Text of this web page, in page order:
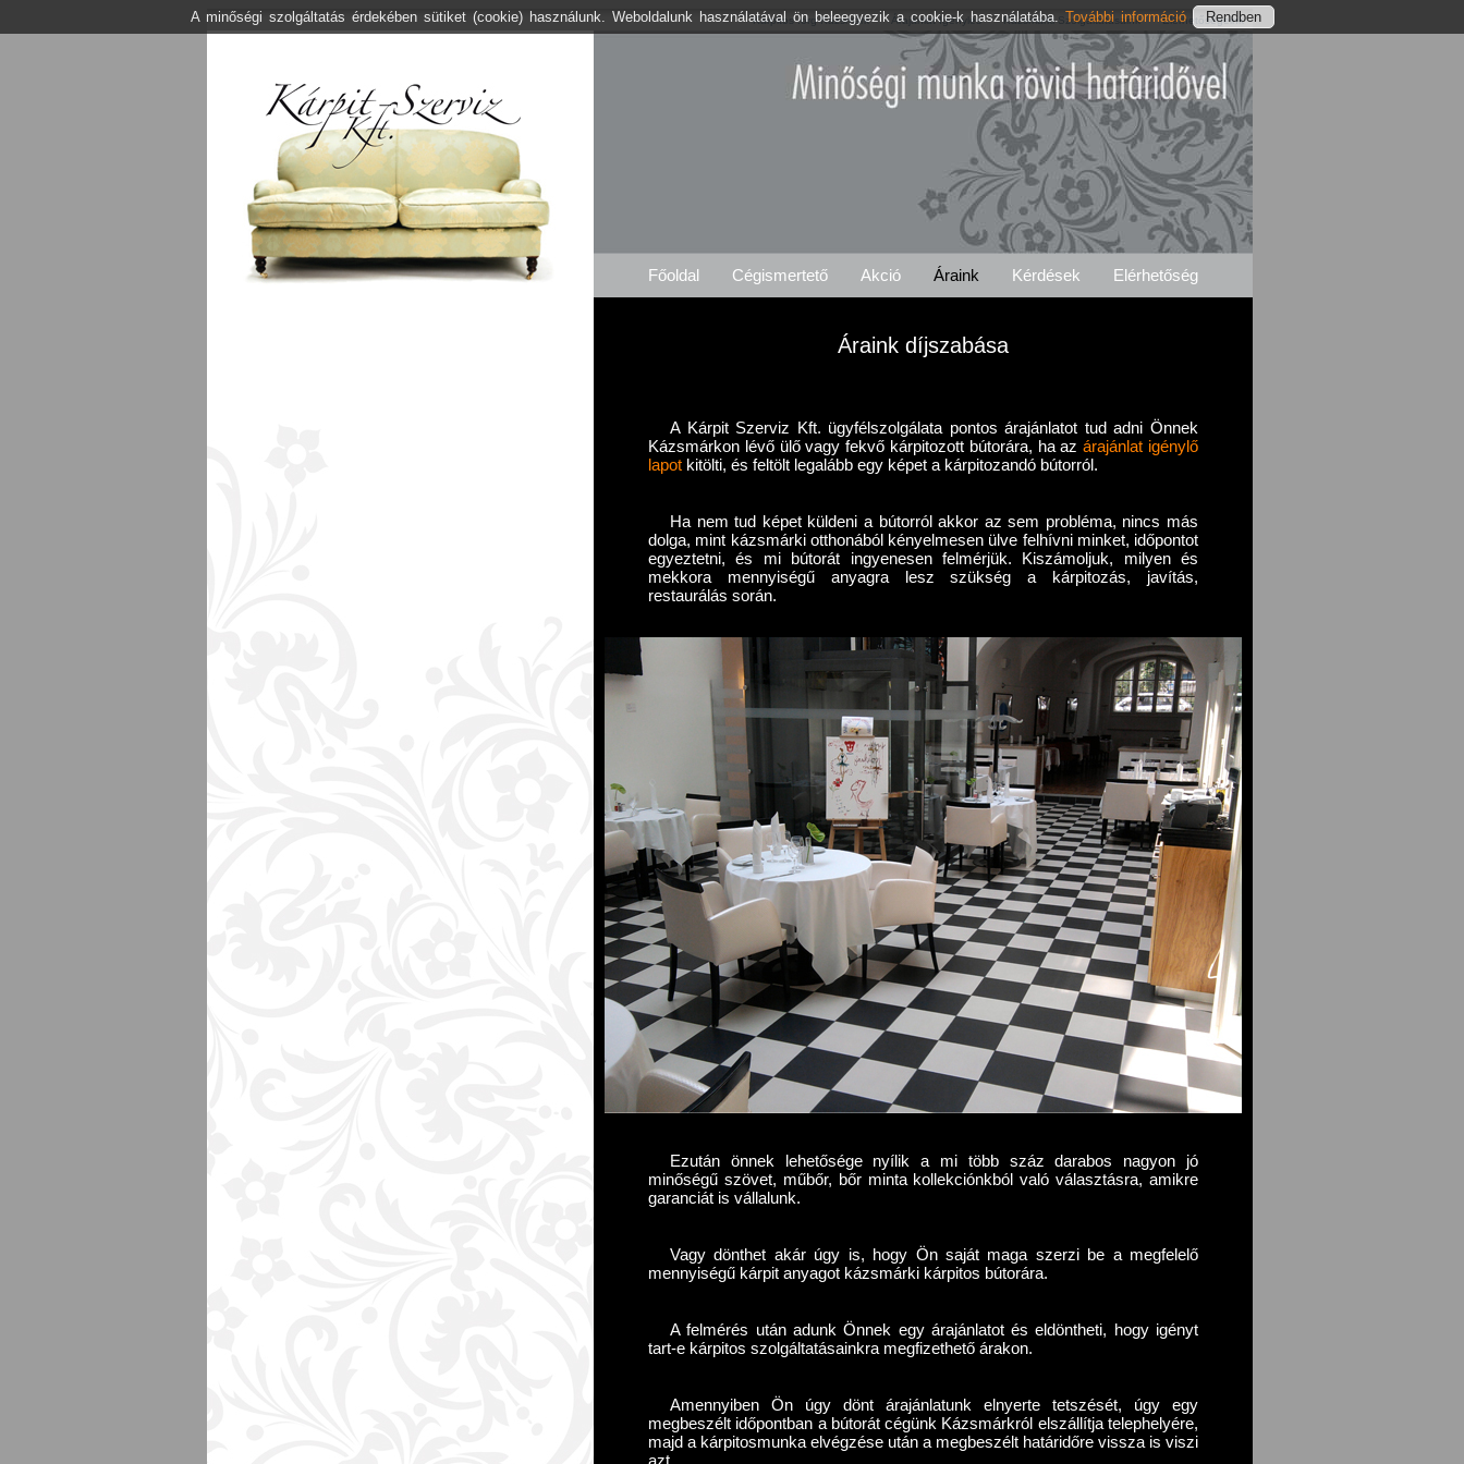
Kárpitos .org Kázsmárk Árajánlat Igénylés Kázsmárki Szolgáltatásaink Elérhetőségeink
Főoldal Cégismertető Akció Áraink Kérdések Elérhetőség
Áraink díjszabása
A Kárpit Szerviz Kft. ügyfélszolgálata pontos árajánlatot tud adni Önnek
Kázsmárkon lévő ülő vagy fekvő kárpitozott bútorára, ha azárajánlat igénylő
lapot kitölti, és feltölt legalább egy képet a kárpitozandó bútorról.
Ha nem tud képet küldeni a bútorról akkor az sem probléma, nincs más
dolga, mint kázsmárki otthonából kényelmesen ülve felhívni minket, időpontot
egyeztetni, és mi bútorát ingyenesen felmérjük. Kiszámoljuk, milyen és
mekkora mennyiségű anyagra lesz szükség a kárpitozás, javítás,
restaurálás során.
Ezután önnek lehetősége nyílik a mi több száz darabos nagyon jó
minőségű szövet, műbőr, bőr minta kollekciónkból való választásra, amikre
garanciát is vállalunk.
Vagy dönthet akár úgy is, hogy Ön saját maga szerzi be a megfelelő
mennyiségű kárpit anyagot kázsmárki kárpitos bútorára.
A felmérés után adunk Önnek egy árajánlatot és eldöntheti, hogy igényt
tart-e kárpitos szolgáltatásainkra megfizethető árakon.
Amennyiben Ön úgy dönt árajánlatunk elnyerte tetszését, úgy egy
megbeszélt időpontban a bútorát cégünk Kázsmárkról elszállítja telephelyére,
majd a kárpitosmunka elvégzése után a megbeszélt határidőre vissza is viszi
A minőségi szolgáltatás érdekében sütiket (cookie) használunk. Weboldalunk használatával ön beleegyezik a cookie-k használatába. További információ